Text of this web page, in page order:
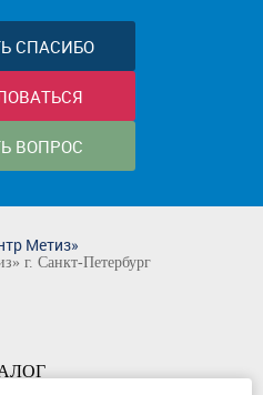
СПАСИБО
ВОПРОС
г. Санкт-Петербург